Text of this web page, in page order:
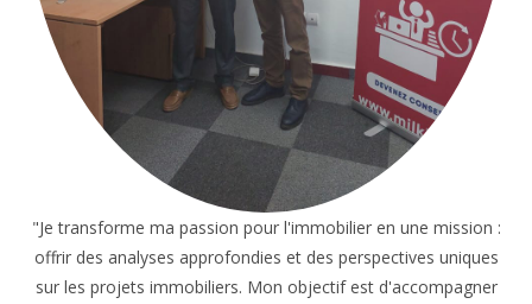
"Je transforme ma passion pour l'immobilier en une mission :
offrir des analyses approfondies et des perspectives uniques
sur les projets immobiliers. Mon objectif est d'accompagner